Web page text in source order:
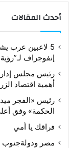
أحدث المقالات
إنفوجراف
رئيس مجلس
أهمية اقتصاد
رئيس «الفجر
الحكمة» وفق
فراقك يا أمي
مصر ودولةجنوب